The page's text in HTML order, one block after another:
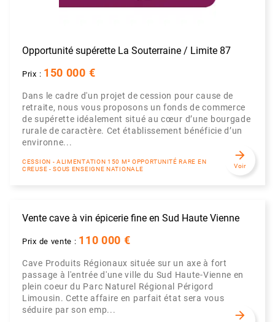
Opportunité supérette La Souterraine / Limite 87
Prix : 150 000 €
Dans le cadre d'un projet de cession pour cause de
retraite, nous vous proposons un fonds de commerce
de supérette idéalement situé au cœur d’une bourgade
rurale de caractère. Cet établissement bénéficie d’un
environne...
CESSION - ALIMENTATION 150 M² OPPORTUNITÉ RARE EN
CREUSE - SOUS ENSEIGNE NATIONALE
arrow_forward
Voir
Vente cave à vin épicerie fine en Sud Haute Vienne
Prix de vente : 110 000 €
Cave Produits Régionaux située sur un axe à fort
passage à l'entrée d'une ville du Sud Haute-Vienne en
plein coeur du Parc Naturel Régional Périgord
Limousin. Cette affaire en parfait état sera vous
séduire par son emp...
arrow_forward